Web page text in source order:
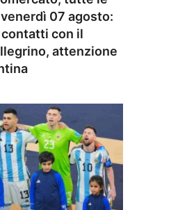
07 agosto:
con il
attenzione